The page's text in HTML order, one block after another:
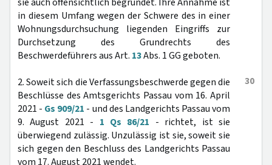
in diesem Umfang wegen der Schwere des in einer
Wohnungsdurchsuchung liegenden Eingriffs zur
Durchsetzung des Grundrechts des
Beschwerdeführers aus Art. 13Abs. 1 GG geboten.
30
2. Soweit sich die Verfassungsbeschwerde gegen die
Beschlüsse des Amtsgerichts Passau vom 16. April
2021 - Gs 909/21 - und des Landgerichts Passau vom
9. August 2021 - 1 Qs 86/21 - richtet, ist sie
überwiegend zulässig. Unzulässig ist sie, soweit sie
sich gegen den Beschluss des Landgerichts Passau
vom 17. August 2021 wendet.